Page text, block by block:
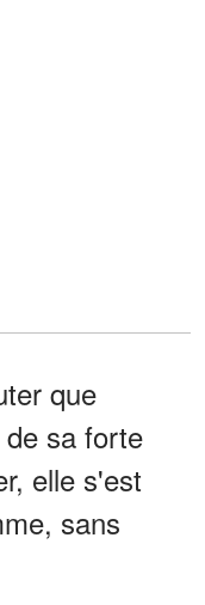
que
sa forte
elle s'est
sans